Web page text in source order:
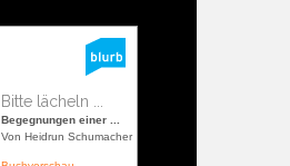
Bitte lächeln ...
Begegnungen einer ...
Von Heidrun Schumacher